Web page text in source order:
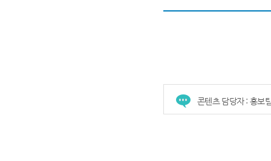
콘텐츠 담당자 : 홍보